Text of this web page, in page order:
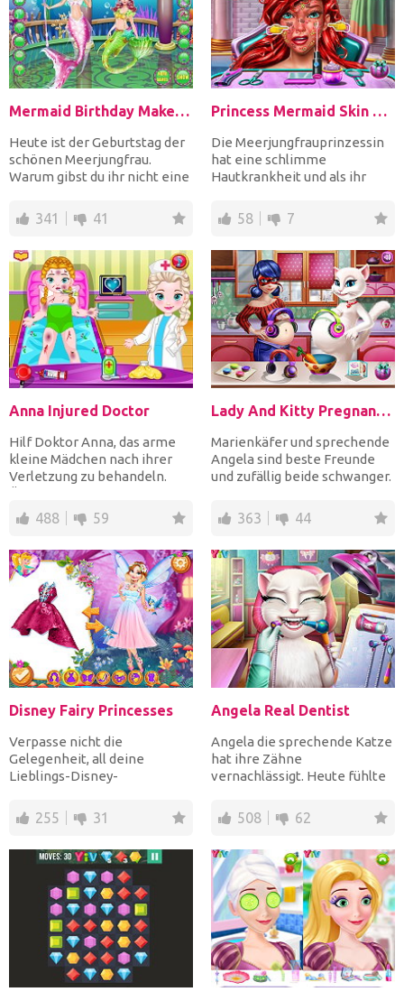
Mermaid Birthday Makeover
Heute ist der Geburtstag der
schönen Meerjungfrau.
Warum gibst du ihr nicht eine
341 41
Princess Mermaid Skin Doctor
Die Meerjungfrauprinzessin
hat eine schlimme
Hautkrankheit und als ihr
wied...
58 7
Anna Injured Doctor
Hilf Doktor Anna, das arme
kleine Mädchen nach ihrer
Verletzung zu behandeln.
488 59
Lady And Kitty Pregnant BFFs
Marienkäfer und sprechende
Angela sind beste Freunde
und zufällig beide schwanger.
363 44
Disney Fairy Princesses
Verpasse nicht die
Gelegenheit, all deine
Lieblings-Disney-
verwandeln. Du...
255 31
Angela Real Dentist
Angela die sprechende Katze
hat ihre Zähne
vernachlässigt. Heute fühlte
a...
508 62